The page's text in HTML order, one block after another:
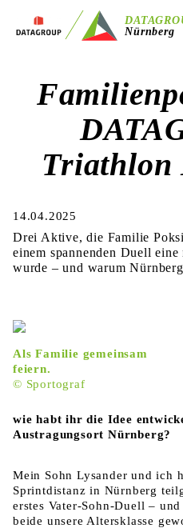
Nürnberg
Triathlon
14.04.2025
Drei Aktive, die Familie
einem spannenden Duell
wurde – und warum
Als Familie gemeinsam
feiern.
© Sportograf
wie habt ihr die Idee
Austragungsort Nürnberg?
Mein Sohn Lysander und ich
Sprintdistanz in Nürnberg
erstes Vater-Sohn-Duell –
beide unsere Altersklasse